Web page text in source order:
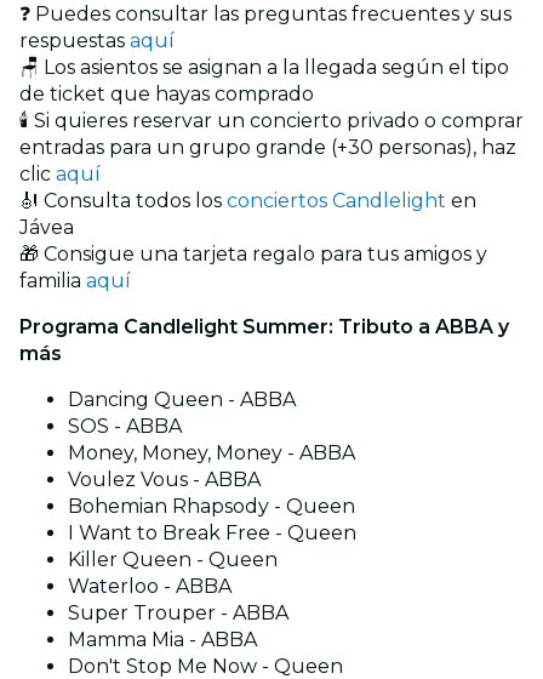
❓ Puedes consultar las preguntas frecuentes y sus
respuestas aquí
🪑 Los asientos se asignan a la llegada según el tipo
de ticket que hayas comprado
🕯️ Si quieres reservar un concierto privado o comprar
entradas para un grupo grande (+30 personas), haz
clic aquí
🎻 Consulta todos los conciertos Candlelight en
Jávea
🎁 Consigue una tarjeta regalo para tus amigos y
familia aquí
Programa Candlelight Summer: Tributo a ABBA y
más
Dancing Queen - ABBA
SOS - ABBA
Money, Money, Money - ABBA
Voulez Vous - ABBA
Bohemian Rhapsody - Queen
I Want to Break Free - Queen
Killer Queen - Queen
Waterloo - ABBA
Super Trouper - ABBA
Mamma Mia - ABBA
Don't Stop Me Now - Queen